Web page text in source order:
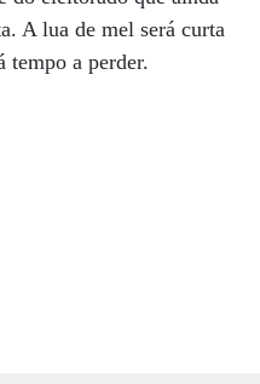
A lua de mel será curta
tempo a perder.